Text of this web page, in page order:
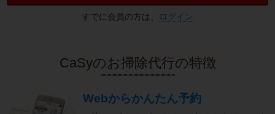
すでに会員の方は、 ログイン
CaSyのお掃除代行の特徴
Webからかんたん予約